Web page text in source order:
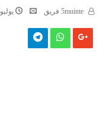
يوليو 26, 2025